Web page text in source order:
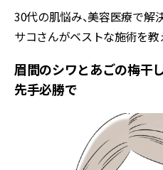
30代の肌悩み、美容医療で解
サコさんがベストな施術を教
眉間のシワとあごの梅干
先手必勝で